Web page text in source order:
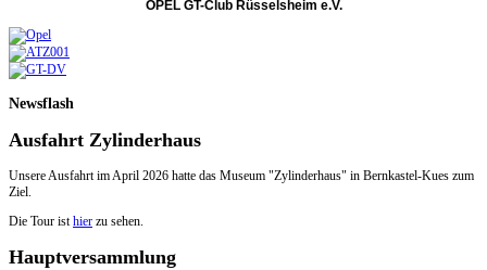
OPEL GT-Club Rüsselsheim e.V.
Newsflash
Ausfahrt Zylinderhaus
Unsere Ausfahrt im April 2026 hatte das Museum "Zylinderhaus" in Bernkastel-Kues zum
Ziel.
Die Tour isthier zu sehen.
Hauptversammlung